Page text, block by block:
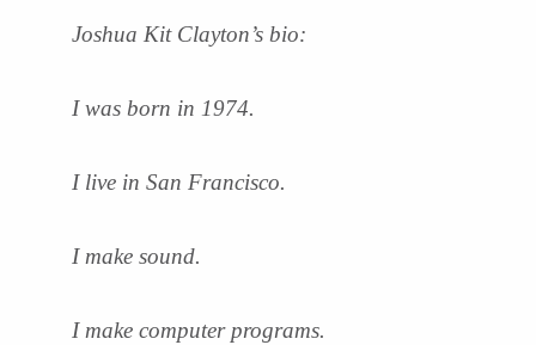
Joshua Kit Clayton’s bio:
I was born in 1974.
I live in San Francisco.
I make sound.
I make computer programs.